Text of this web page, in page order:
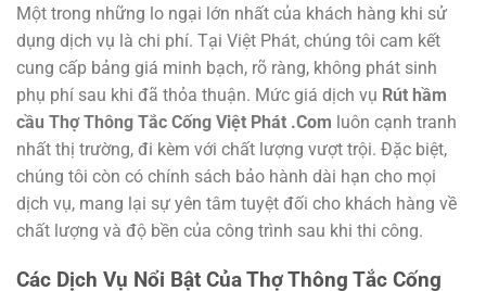
Một trong những lo ngại lớn nhất của khách hàng khi sử
dụng dịch vụ là chi phí. Tại Việt Phát, chúng tôi cam kết
cung cấp bảng giá minh bạch, rõ ràng, không phát sinh
phụ phí sau khi đã thỏa thuận. Mức giá dịch vụ Rút hầm
cầu Thợ Thông Tắc Cống Việt Phát .Com luôn cạnh tranh
nhất thị trường, đi kèm với chất lượng vượt trội. Đặc biệt,
chúng tôi còn có chính sách bảo hành dài hạn cho mọi
dịch vụ, mang lại sự yên tâm tuyệt đối cho khách hàng về
chất lượng và độ bền của công trình sau khi thi công.
Các Dịch Vụ Nổi Bật Của Thợ Thông Tắc Cống